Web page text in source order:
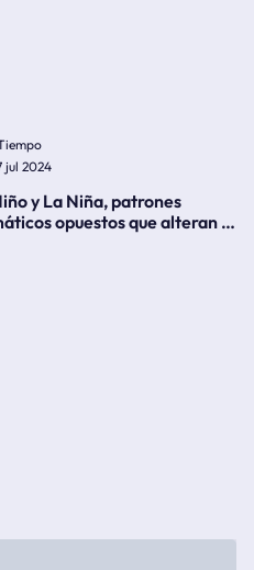
jul 2024
y La Niña, patrones
opuestos que alteran la